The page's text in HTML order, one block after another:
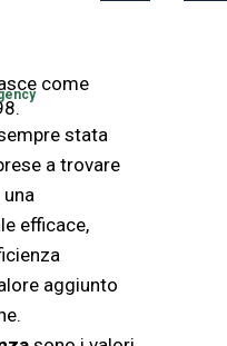
come
stata
a trovare
efficace,
aggiunto